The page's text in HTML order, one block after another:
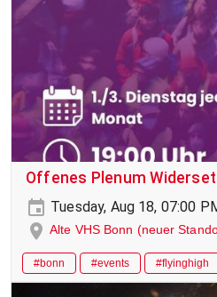
Offenes Plenum
Tuesday, Aug 18, 07:00
Alte VHS Bonn (neuer
#bonn #events #flyinghigh